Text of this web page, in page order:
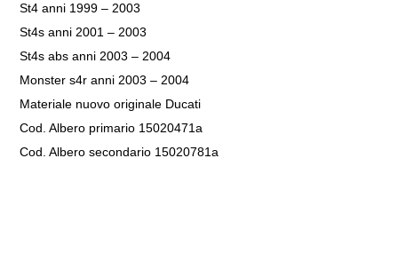
St4 anni 1999 – 2003
St4s anni 2001 – 2003
St4s abs anni 2003 – 2004
Monster s4r anni 2003 – 2004
Materiale nuovo originale Ducati
Cod. Albero primario 15020471a
Cod. Albero secondario 15020781a